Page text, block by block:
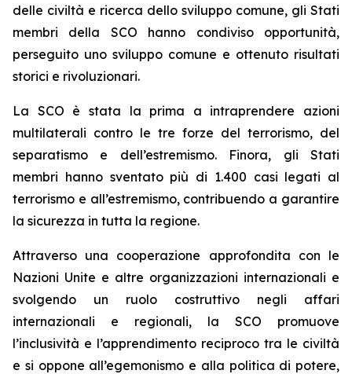
delle civiltà e ricerca dello sviluppo comune, gli Stati
membri della SCO hanno condiviso opportunità,
perseguito uno sviluppo comune e ottenuto risultati
storici e rivoluzionari.
La SCO è stata la prima a intraprendere azioni
multilaterali contro le tre forze del terrorismo, del
separatismo e dell’estremismo. Finora, gli Stati
membri hanno sventato più di 1.400 casi legati al
terrorismo e all’estremismo, contribuendo a garantire
la sicurezza in tutta la regione.
Attraverso una cooperazione approfondita con le
Nazioni Unite e altre organizzazioni internazionali e
svolgendo un ruolo costruttivo negli affari
internazionali e regionali, la SCO promuove
l’inclusività e l’apprendimento reciproco tra le civiltà
e si oppone all’egemonismo e alla politica di potere,